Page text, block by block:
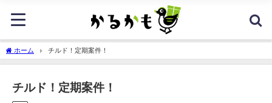
ホーム チルド！定期案件！
チルド！定期案件！